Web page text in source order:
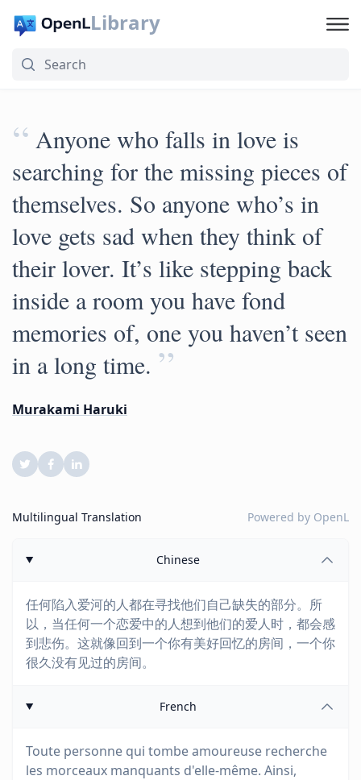
Library
“ Anyone who falls in love is
searching for the missing pieces of
themselves. So anyone who’s in
love gets sad when they think of
their lover. It’s like stepping back
inside a room you have fond
memories of, one you haven’t seen
in a long time. ”
Murakami Haruki
Multilingual Translation Powered by OpenL
Chinese
任何陷入爱河的人都在寻找他们自己缺失的部分。所
以，当任何一个恋爱中的人想到他们的爱人时，都会感
到悲伤。这就像回到一个你有美好回忆的房间，一个你
很久没有见过的房间。
French
Toute personne qui tombe amoureuse recherche
les morceaux manquants d'elle-même. Ainsi,